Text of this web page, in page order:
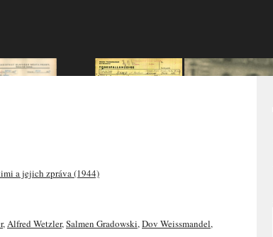
a jejich zpráva (1944)
,Alfred Wetzler,Salmen Gradowski,Dov Weissmandel,